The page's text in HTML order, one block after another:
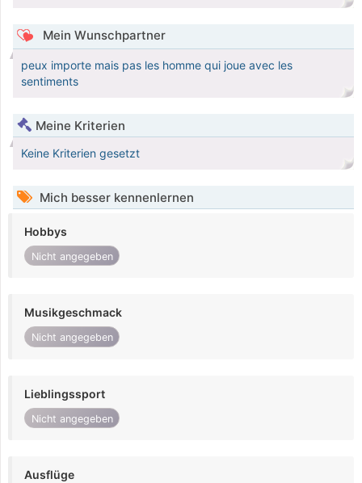
Mein Wunschpartner
peux importe mais pas les homme qui joue avec les
sentiments
Meine Kriterien
Keine Kriterien gesetzt
Mich besser kennenlernen
Hobbys
Nicht angegeben
Musikgeschmack
Nicht angegeben
Lieblingssport
Nicht angegeben
Ausflüge